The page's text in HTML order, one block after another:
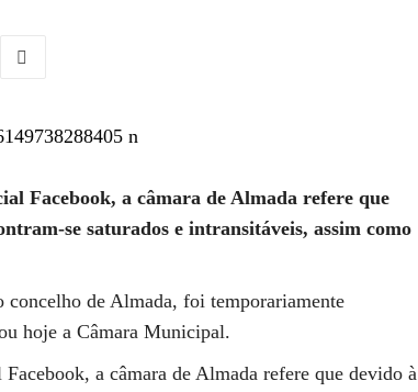
Facebook, a câmara de Almada refere que
se saturados e intransitáveis, assim como
concelho de Almada, foi temporariamente
hoje a Câmara Municipal.
a câmara de Almada refere que devido à